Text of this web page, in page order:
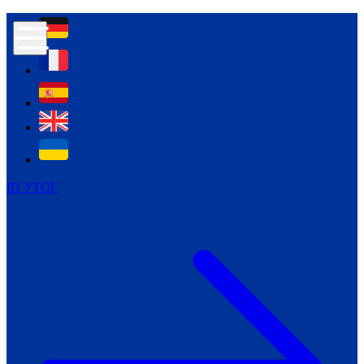
ID УТОГ
Контур психологічної безпеки глухих
Всеукраїнський пісенний
челендж «Україно, ти є!»
Молодіжний челендж «Жестова
мова для мене – це…»
Репортажі спеціальних та
інклюзивних начальних закладів